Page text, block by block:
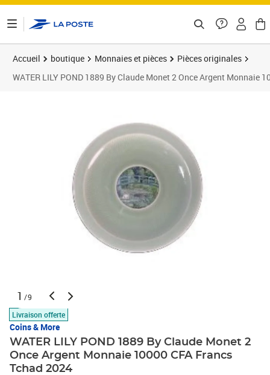
Accueil boutique Monnaies et pièces
Pièces originales
WATER LILY POND 1889 By Claude Monet 2 Once Argent Monnaie
1 /9
Livraison offerte
Coins & More
WATER LILY POND 1889 By Claude Monet 2
Once Argent Monnaie 10000 CFA Francs
Tchad 2024